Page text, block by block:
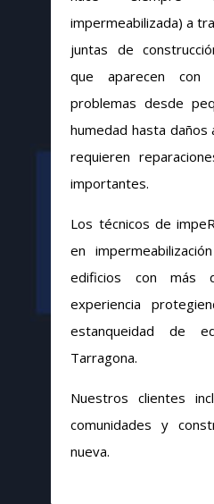
impermeabilizada) a
juntas de
que aparecen
problemas desde
humedad hasta
requieren
importantes.
Los técnicos de
en
edificios con
experiencia
estanqueidad de
Tarragona.
Nuestros clientes
comunidades y
nueva.